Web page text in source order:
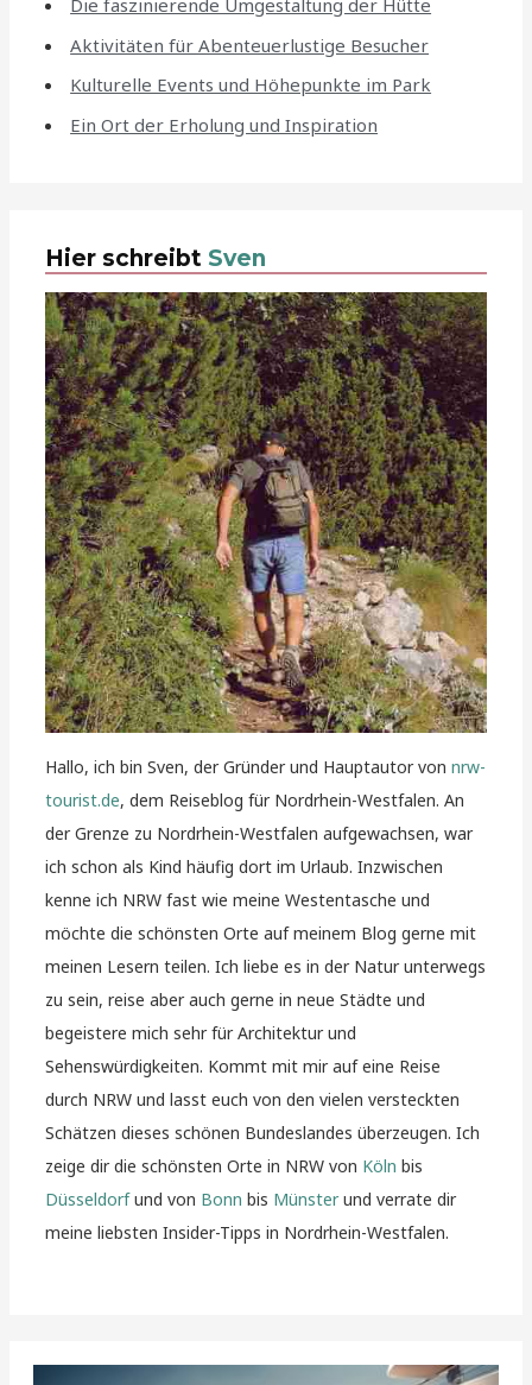
Aktivitäten für Abenteuerlustige Besucher
Kulturelle Events und Höhepunkte im Park
Ein Ort der Erholung und Inspiration
Hier schreibt Sven
Hallo, ich bin Sven, der Gründer und Hauptautor vonnrw-
tourist.de, dem Reiseblog für Nordrhein-Westfalen. An
der Grenze zu Nordrhein-Westfalen aufgewachsen, war
ich schon als Kind häufig dort im Urlaub. Inzwischen
kenne ich NRW fast wie meine Westentasche und
möchte die schönsten Orte auf meinem Blog gerne mit
meinen Lesern teilen. Ich liebe es in der Natur unterwegs
zu sein, reise aber auch gerne in neue Städte und
begeistere mich sehr für Architektur und
Sehenswürdigkeiten. Kommt mit mir auf eine Reise
durch NRW und lasst euch von den vielen versteckten
Schätzen dieses schönen Bundeslandes überzeugen. Ich
zeige dir die schönsten Orte in NRW von Köln bis
Düsseldorfund von Bonn bis Münsterund verrate dir
meine liebsten Insider-Tipps in Nordrhein-Westfalen.